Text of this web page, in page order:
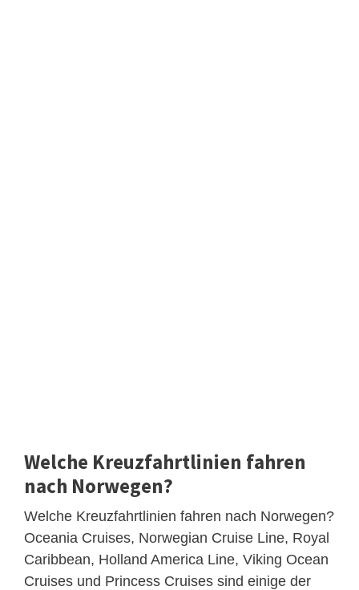
Welche Kreuzfahrtlinien fahren
nach Norwegen?
Welche Kreuzfahrtlinien fahren nach Norwegen?
Oceania Cruises, Norwegian Cruise Line, Royal
Caribbean, Holland America Line, Viking Ocean
Cruises und Princess Cruises sind einige der